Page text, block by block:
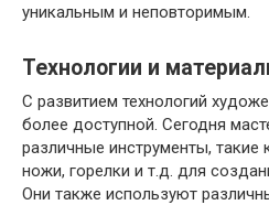
уникальным и неповторимым.
Технологии и
С развитием технологий
более доступной. Сегодня
различные инструменты, такие
ножи, горелки и т.д. для
Они также используют